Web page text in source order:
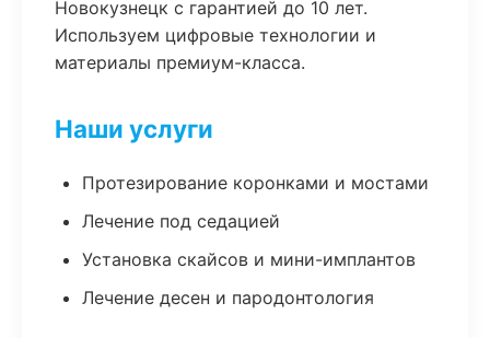
Новокузнецк с гарантией до 10 лет.
Используем цифровые технологии и
материалы премиум-класса.
Наши услуги
Протезирование коронками и мостами
Лечение под седацией
Установка скайсов и мини-имплантов
Лечение десен и пародонтология